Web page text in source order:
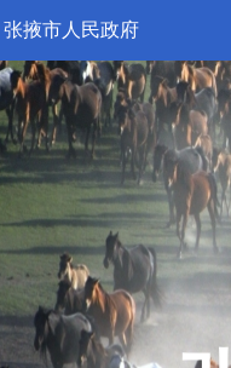
张掖市人民政府